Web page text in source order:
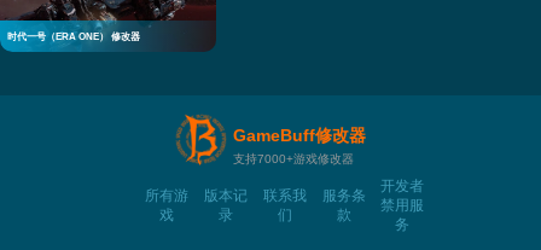
时代一号（ERA ONE） 修改器
GameBuff修改器
支持7000+游戏修改器
所有游
戏
版本记
录
联系我
们
服务条
款
开发者
禁用服
务